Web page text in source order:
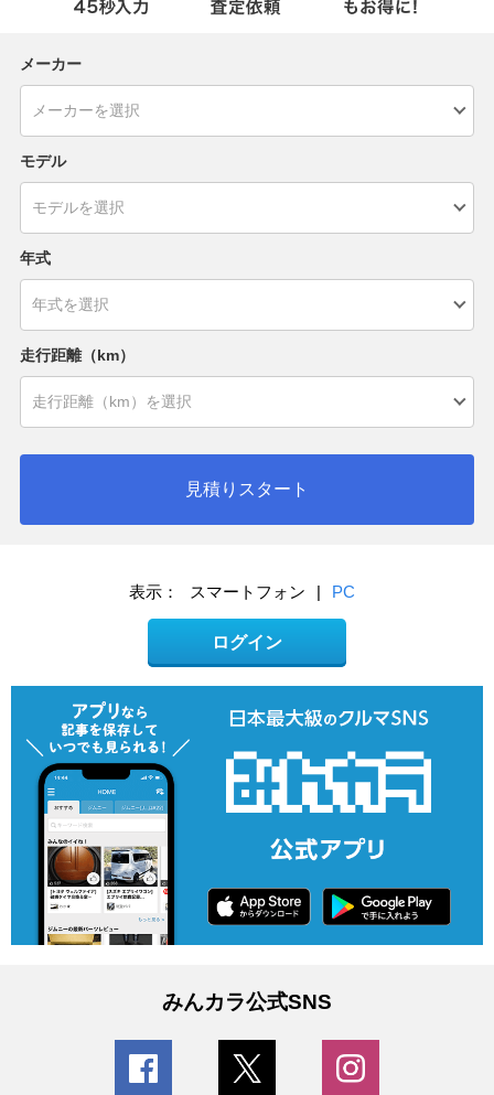
メーカー
モデル
年式
走行距離（km）
見積りスタート
表示： スマートフォン | PC
ログイン
みんカラ公式SNS